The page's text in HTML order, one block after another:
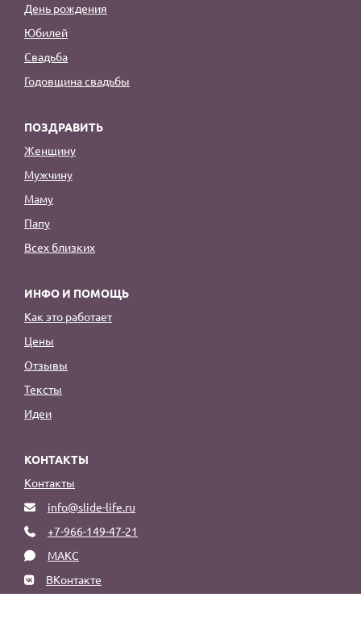
День рождения
Юбилей
Свадьба
Годовщина свадьбы
ПОЗДРАВИТЬ
Женщину
Мужчину
Маму
Папу
Всех близких
ИНФО И ПОМОЩЬ
Как это работает
Цены
Отзывы
Тексты
Идеи
КОНТАКТЫ
Контакты
info@slide-life.ru
+7-966-149-47-21
МАКС
ВКонтакте